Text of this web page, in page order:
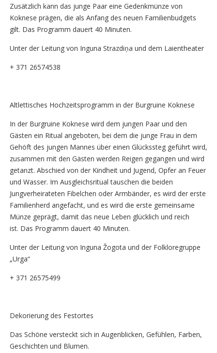
Zusätzlich kann das junge Paar eine Gedenkmünze von
Koknese prägen, die als Anfang des neuen Familienbudgets
gilt. Das Programm dauert 40 Minuten.
Unter der Leitung von Inguna Strazdiņa und dem Laientheater
+ 371 26574538
Altlettisches Hochzeitsprogramm in der Burgruine Koknese
In der Burgruine Koknese wird dem jungen Paar und den
Gästen ein Ritual angeboten, bei dem die junge Frau in dem
Gehöft des jungen Mannes über einen Glückssteg geführt wird,
zusammen mit den Gästen werden Reigen gegangen und wird
getanzt. Abschied von der Kindheit und Jugend, Opfer an Feuer
und Wasser. Im Ausgleichsritual tauschen die beiden
Jungverheirateten Fibelchen oder Armbänder, es wird der erste
Familienherd angefacht, und es wird die erste gemeinsame
Münze geprägt, damit das neue Leben glücklich und reich
ist. Das Programm dauert 40 Minuten.
Unter der Leitung von Inguna Žogota und der Folkloregruppe
„Urga“
+ 371 26575499
Dekorierung des Festortes
Das Schöne versteckt sich in Augenblicken, Gefühlen, Farben,
Geschichten und Blumen.